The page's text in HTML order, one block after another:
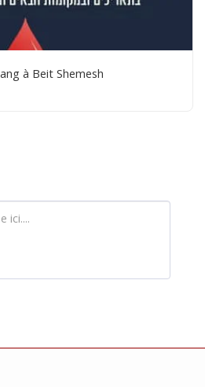
à Beit Shemesh